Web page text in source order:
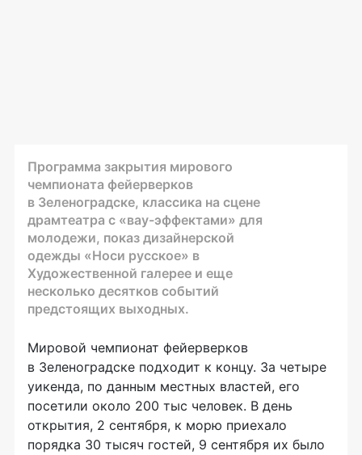
Программа закрытия мирового
чемпионата фейерверков
в Зеленоградске, классика на сцене
драмтеатра с «вау-эффектами» для
молодежи, показ дизайнерской
одежды «Носи русское» в
Художественной галерее и еще
несколько десятков событий
предстоящих выходных.
Мировой чемпионат фейерверков
в Зеленоградске подходит к концу. За четыре
уикенда, по данным местных властей, его
посетили около 200 тыс человек. В день
открытия, 2 сентября, к морю приехало
порядка 30 тысяч гостей, 9 сентября их было